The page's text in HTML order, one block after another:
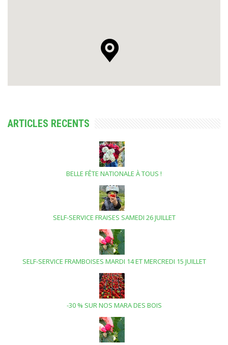
ARTICLES RECENTS
BELLE FÊTE NATIONALE À TOUS !
SELF-SERVICE FRAISES SAMEDI 26 JUILLET
SELF-SERVICE FRAMBOISES MARDI 14 ET MERCREDI 15 JUILLET
-30 % SUR NOS MARA DES BOIS